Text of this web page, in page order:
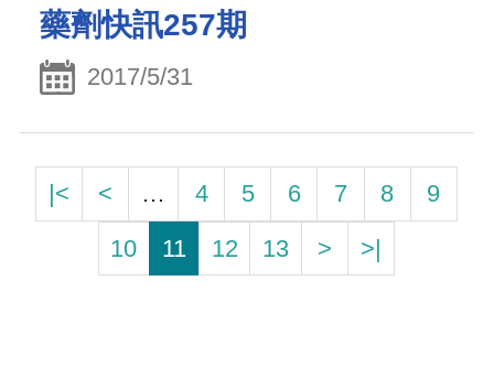
藥劑快訊257期
2017/5/31
|< < … 4 5 6 7 8
9
10
11 12 13 > >|